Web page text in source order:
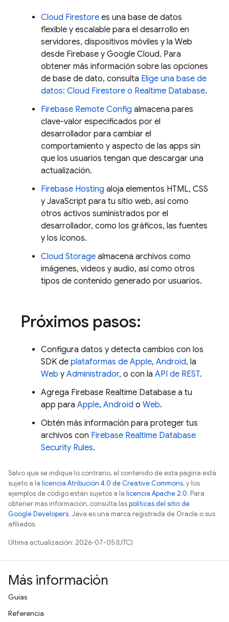
Cloud Firestore es una base de datos
flexible y escalable para el desarrollo en
servidores, dispositivos móviles y la Web
desde Firebase y Google Cloud. Para
obtener más información sobre las opciones
de base de dato, consulta Elige una base de
datos: Cloud Firestore o Realtime Database.
Firebase Remote Config almacena pares
clave-valor especificados por el
desarrollador para cambiar el
comportamiento y aspecto de las apps sin
que los usuarios tengan que descargar una
actualización.
Firebase Hosting aloja elementos HTML, CSS
y JavaScript para tu sitio web, así como
otros activos suministrados por el
desarrollador, como los gráficos, las fuentes
y los íconos.
Cloud Storage almacena archivos como
imágenes, videos y audio, así como otros
tipos de contenido generado por usuarios.
Próximos pasos:
Configura datos y detecta cambios con los
SDK de plataformas de Apple, Android, la
Web y Administrador, o con la API de REST.
Agrega Firebase Realtime Database a tu
app para Apple, Android o Web.
Obtén más información para proteger tus
archivos con Firebase Realtime Database
Security Rules.
Salvo que se indique lo contrario, el contenido de esta página está
sujeto a la licencia Atribución 4.0 de Creative Commons, y los
ejemplos de código están sujetos a la licencia Apache 2.0. Para
obtener más información, consulta laspolíticas del sitio de
Google Developers. Java es una marca registrada de Oracle o sus
afiliados.
Última actualización: 2026-07-05 (UTC)
Más información
Guías
Referencia